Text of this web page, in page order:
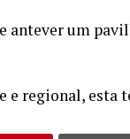
antever um
e regional, esta